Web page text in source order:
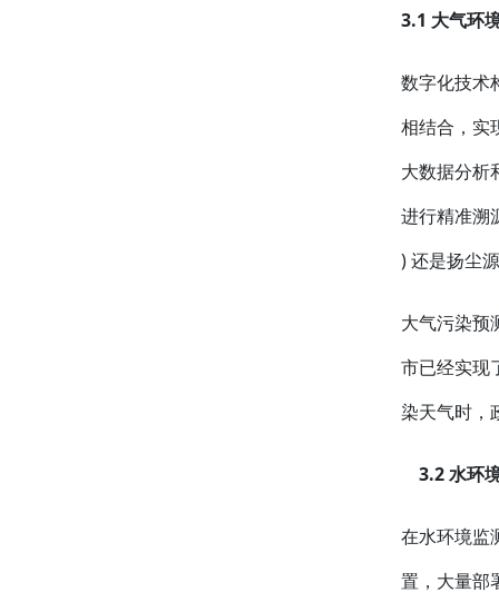
3.1 大气环
数字化技术
相结合，实
大数据分析
进行精准溯
) 还是扬尘
大气污染预
市已经实现
染天气时，
3.2 水环
在水环境监
置，大量部